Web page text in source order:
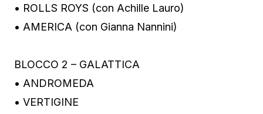
• ROLLS ROYS (con Achille Lauro)
• AMERICA (con Gianna Nannini)
BLOCCO 2 – GALATTICA
• ANDROMEDA
• VERTIGINE